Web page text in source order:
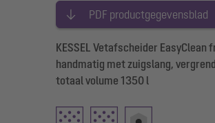
PDF productgegevensblad
KESSEL Vetafscheider
handmatig met zuigslang,
totaal volume 1350 l